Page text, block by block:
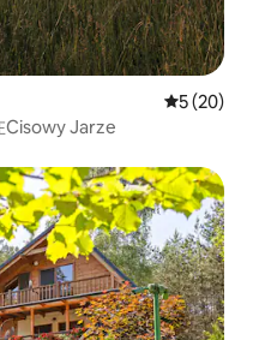
平均评分
5 (20)
Jarze